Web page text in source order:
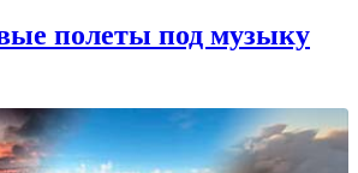
полеты под музыку